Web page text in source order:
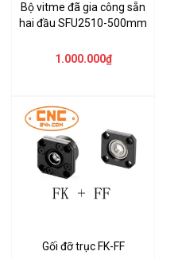
Bộ vitme đã gia công sẵn
hai đầu SFU2510-500mm
1.000.000₫
Gối đỡ trục FK-FF